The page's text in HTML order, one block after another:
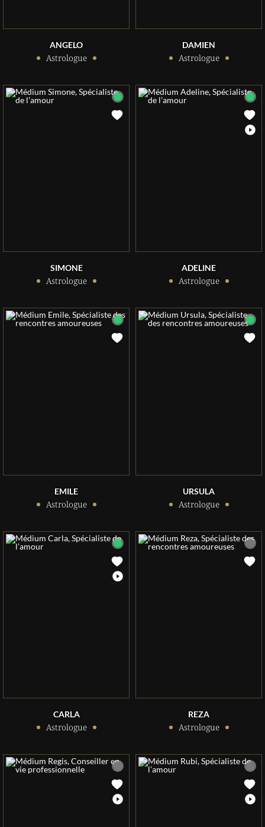
ANGELO
Astrologue
DAMIEN
Astrologue
SIMONE
Astrologue
ADELINE
Astrologue
EMILE
Astrologue
URSULA
Astrologue
CARLA
Astrologue
REZA
Astrologue